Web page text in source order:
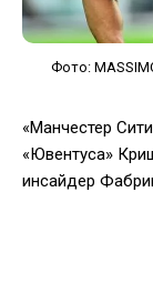
Фото:
«Манчестер
«Ювентуса»
инсайдер